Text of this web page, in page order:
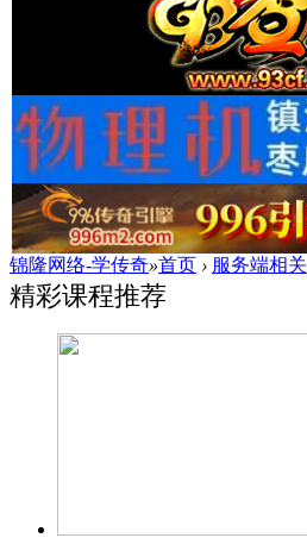
锦隆网络-学传奇»首页 › 服务端相关
精彩课程推荐